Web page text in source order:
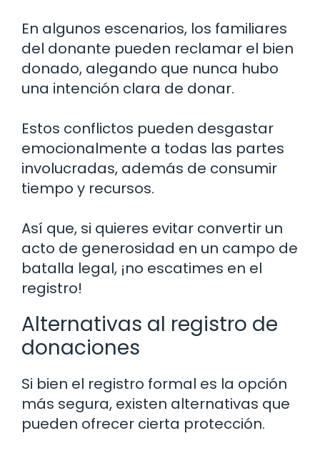
En algunos escenarios, los familiares
del donante pueden reclamar el bien
donado, alegando que nunca hubo
una intención clara de donar.
Estos conflictos pueden desgastar
emocionalmente a todas las partes
involucradas, además de consumir
tiempo y recursos.
Así que, si quieres evitar convertir un
acto de generosidad en un campo de
batalla legal, ¡no escatimes en el
registro!
Alternativas al registro de
donaciones
Si bien el registro formal es la opción
más segura, existen alternativas que
pueden ofrecer cierta protección.